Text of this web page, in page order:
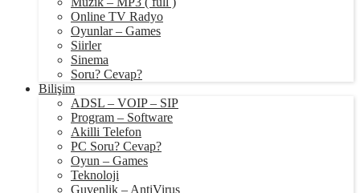
Online TV Radyo
Oyunlar – Games
Siirler
Sinema
Soru? Cevap?
Bilişim
ADSL – VOIP – SIP
Program – Software
Akilli Telefon
PC Soru? Cevap?
Oyun – Games
Teknoloji
Guvenlik – AntiVirus